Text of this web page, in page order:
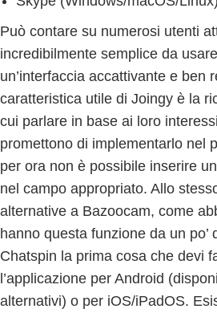
Può contare su numerosi utenti
incredibilmente semplice da
un’interfaccia accattivante e ben
caratteristica utile di Joingy è la
cui parlare in base ai loro
promettono di implementarlo nel
per ora non è possibile inserire
nel campo appropriato. Allo
alternative a Bazoocam, come
hanno questa funzione da un po’
Chatspin la prima cosa che devi
l’applicazione per Android
alternativi) o per iOS/iPadOS.